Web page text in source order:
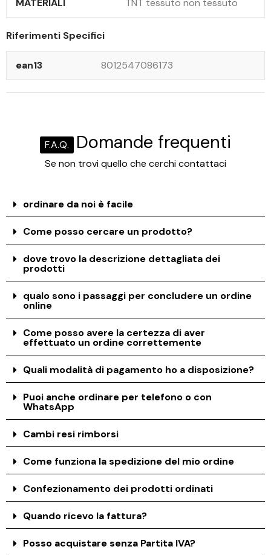
MATERIALI TNT tessuto non tessuto
Riferimenti Specifici
ean13 8012547086173
F.A.Q. Domande frequenti
Se non trovi quello che cerchi contattaci
ordinare da noi è facile
Come posso cercare un prodotto?
dove trovo la descrizione dettagliata dei
prodotti
qualo sono i passaggi per concludere un ordine
online
Come posso avere la certezza di aver
effettuato un ordine correttemente
Quali modalità di pagamento ho a disposizione?
Puoi anche ordinare per telefono o con
WhatsApp
Cambi resi rimborsi
Come funziona la spedizione del mio ordine
Confezionamento dei prodotti ordinati
Quando ricevo la fattura?
Posso acquistare senza Partita IVA?